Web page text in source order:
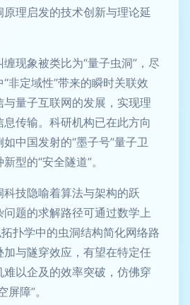
理启发的技术创新与理论延
现象被类比为“量子虫洞”，尽
非定域性”带来的瞬时关联效
量子互联网的发展，实现理
传输。科研机构已在此方向
中国发射的“墨子号”量子卫
型的“安全隧道”。
技隐喻着算法与架构的跃
题的求解路径可通过数学上
扑学中的虫洞结构简化网络路
加与隧穿效应，有望在特定任
以企及的效率突破，仿佛穿
障”。